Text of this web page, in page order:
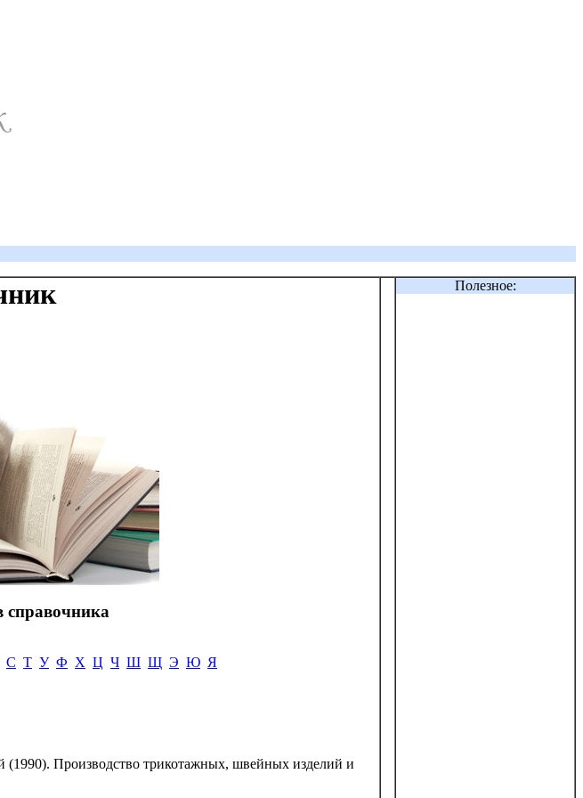
справочника
С Т У Ф Х Ц Ч Ш Щ Э Ю Я
(1990). Производство трикотажных, швейных изделий и
Полезное: